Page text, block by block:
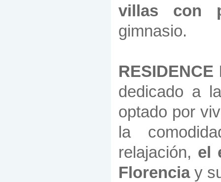
villas con
gimnasio.
dedicado a
optado por
la
relajación, el
Florenciay